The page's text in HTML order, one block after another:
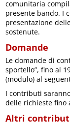
comunitaria
presente bando. I
presentazione
sostenute.
Domande
Le domande di
sportello”, fino al
(modulo) al
I contributi
delle richieste fino
Altri